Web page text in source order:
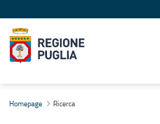
Homepage Ricerca